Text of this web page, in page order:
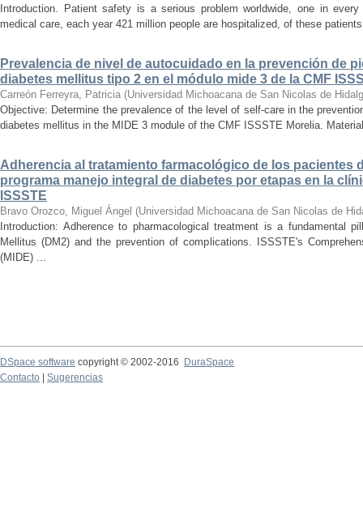
Introduction. Patient safety is a serious problem worldwide, one in
medical care, each year 421 million people are hospitalized, of these
Prevalencia de nivel de autocuidado en la prevención de
diabetes mellitus tipo 2 en el módulo mide 3 de la CMF
Carreón Ferreyra, Patricia (Universidad Michoacana de San Nicolas de
Objective: Determine the prevalence of the level of self-care in the
diabetes mellitus in the MIDE 3 module of the CMF ISSSTE Morelia.
Adherencia al tratamiento farmacológico de los pacientes
programa manejo integral de diabetes por etapas en la
ISSSTE
Bravo Orozco, Miguel Ángel (Universidad Michoacana de San Nicolas de
Introduction: Adherence to pharmacological treatment is a fundamental
Mellitus (DM2) and the prevention of complications. ISSSTE's
(MIDE) ...
DSpace software copyright © 2002-2016
DuraSpace
Contacto
Sugerencias